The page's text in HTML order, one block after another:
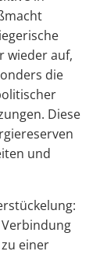
wieder auf,
die
Diese
und
einer